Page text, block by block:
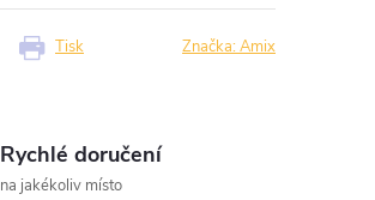
Tisk Značka:Amix
Rychlé doručení
na jakékoliv místo